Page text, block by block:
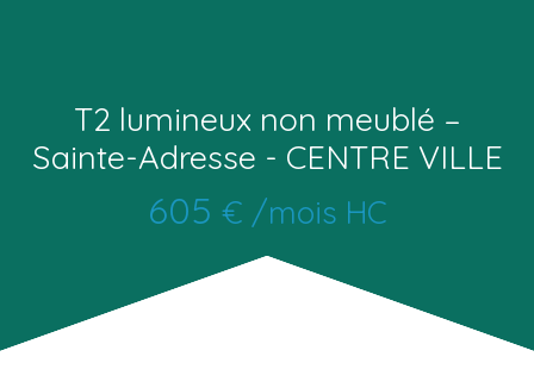
T2 lumineux non meublé –
Sainte-Adresse - CENTRE VILLE
605 € /mois HC